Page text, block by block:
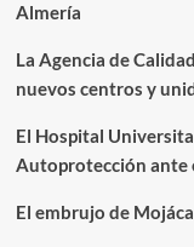
Almería
La Agencia de
nuevos centros y
El Hospital
Autoprotección ante
El embrujo de